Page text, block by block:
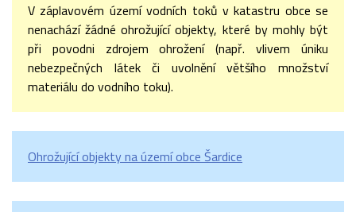
V záplavovém území vodních toků v katastru obce se
nenachází žádné ohrožující objekty, které by mohly být
při povodni zdrojem ohrožení (např. vlivem úniku
nebezpečných látek či uvolnění většího množství
materiálu do vodního toku).
Ohrožující objekty na území obce Šardice